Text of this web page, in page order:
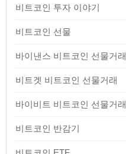
비트코인 투자 이야기
비트코인 선물
바이낸스 비트코인 선물거래
비트겟 비트코인 선물거래
바이비트 비트코인 선물거래
비트코인 반감기